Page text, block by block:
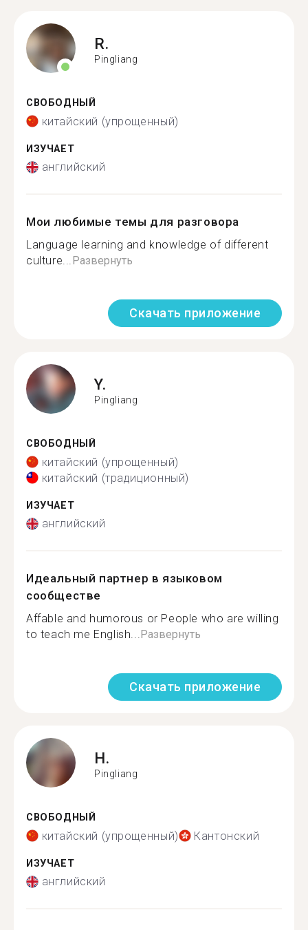
R.
Pingliang
СВОБОДНЫЙ
китайский (упрощенный)
ИЗУЧАЕТ
английский
Мои любимые темы для разговора
Language learning and knowledge of different
culture...Развернуть
Скачать приложение
Y.
Pingliang
СВОБОДНЫЙ
китайский (упрощенный)
китайский (традиционный)
ИЗУЧАЕТ
английский
Идеальный партнер в языковом
сообществе
Affable and humorous or People who are willing
to teach me English...Развернуть
Скачать приложение
H.
Pingliang
СВОБОДНЫЙ
китайский (упрощенный) Кантонский
ИЗУЧАЕТ
английский